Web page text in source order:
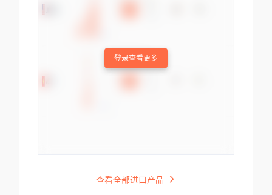
登录查看更多
查看全部进口产品